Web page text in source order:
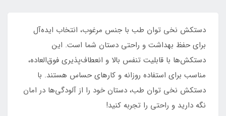
دستکش نخی توان طب با جنس مرغوب، انتخاب ایده‌آل
برای حفظ بهداشت و راحتی دستان شما است. این
دستکش‌ها با قابلیت تنفس بالا و انعطاف‌پذیری فوق‌العاده،
مناسب برای استفاده روزانه و کارهای حساس هستند. با
دستکش نخی توان طب، دستان خود را از آلودگی‌ها در امان
نگه دارید و راحتی را تجربه کنید!